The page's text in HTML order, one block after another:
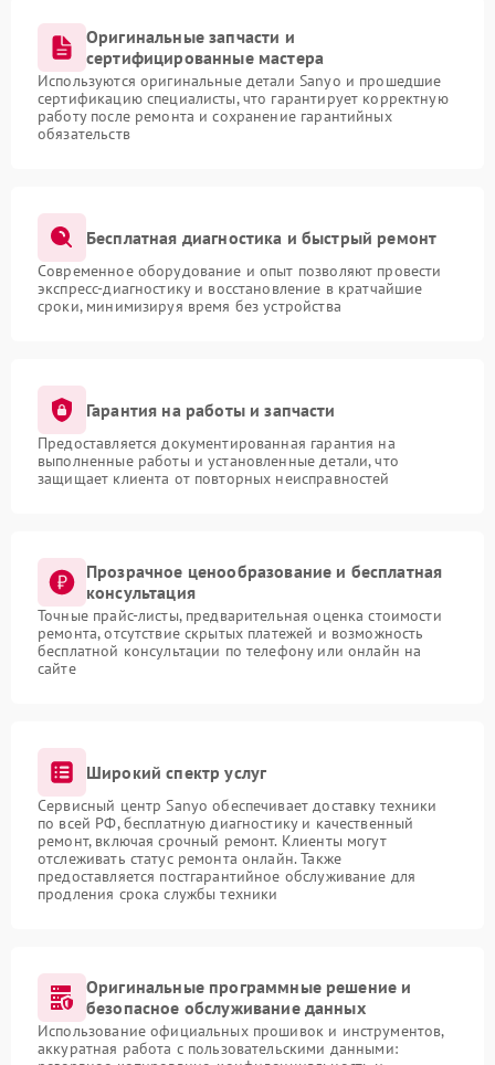
Оригинальные запчасти и
сертифицированные мастера
Используются оригинальные детали Sanyo и прошедшие
сертификацию специалисты, что гарантирует корректную
работу после ремонта и сохранение гарантийных
обязательств
Бесплатная диагностика и быстрый ремонт
Современное оборудование и опыт позволяют провести
экспресс-диагностику и восстановление в кратчайшие
сроки, минимизируя время без устройства
Гарантия на работы и запчасти
Предоставляется документированная гарантия на
выполненные работы и установленные детали, что
защищает клиента от повторных неисправностей
Прозрачное ценообразование и бесплатная
консультация
Точные прайс-листы, предварительная оценка стоимости
ремонта, отсутствие скрытых платежей и возможность
бесплатной консультации по телефону или онлайн на
сайте
Широкий спектр услуг
Сервисный центр Sanyo обеспечивает доставку техники
по всей РФ, бесплатную диагностику и качественный
ремонт, включая срочный ремонт. Клиенты могут
отслеживать статус ремонта онлайн. Также
предоставляется постгарантийное обслуживание для
продления срока службы техники
Оригинальные программные решение и
безопасное обслуживание данных
Использование официальных прошивок и инструментов,
аккуратная работа с пользовательскими данными: